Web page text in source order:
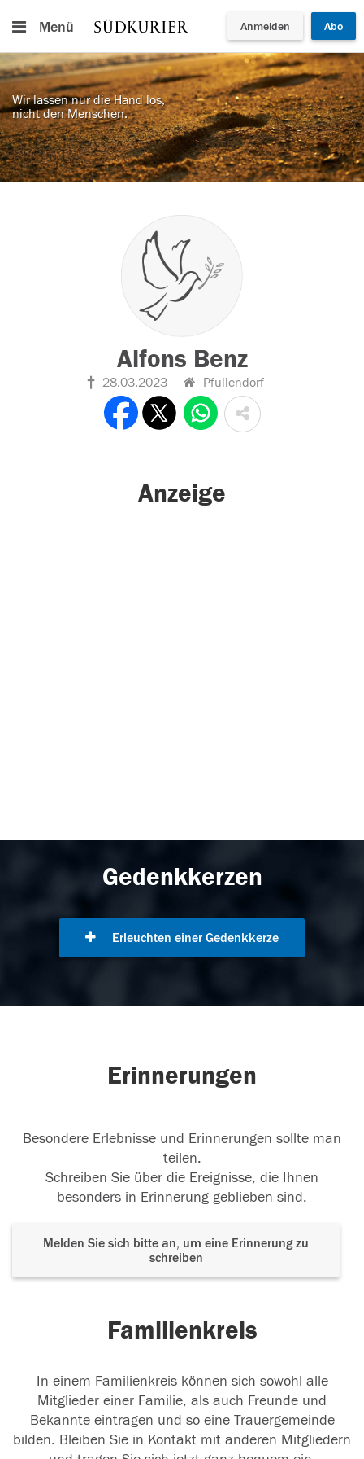
Menü Anmelden Abo
Wir lassen nur die Hand los,
nicht den Menschen.
Alfons Benz
28.03.2023 Pfullendorf
Anzeige
Gedenkkerzen
Erleuchten einer Gedenkkerze
Erinnerungen
Besondere Erlebnisse und Erinnerungen sollte man
teilen.
Schreiben Sie über die Ereignisse, die Ihnen
besonders in Erinnerung geblieben sind.
Melden Sie sich bitte an, um eine Erinnerung zu
schreiben
Familienkreis
In einem Familienkreis können sich sowohl alle
Mitglieder einer Familie, als auch Freunde und
Bekannte eintragen und so eine Trauergemeinde
bilden. Bleiben Sie in Kontakt mit anderen Mitgliedern